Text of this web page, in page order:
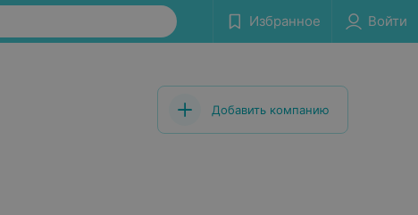
Избранное Войти
Добавить компанию